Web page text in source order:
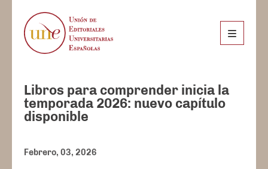
Libros para comprender inicia la
temporada 2026: nuevo capítulo
disponible
Febrero, 03, 2026